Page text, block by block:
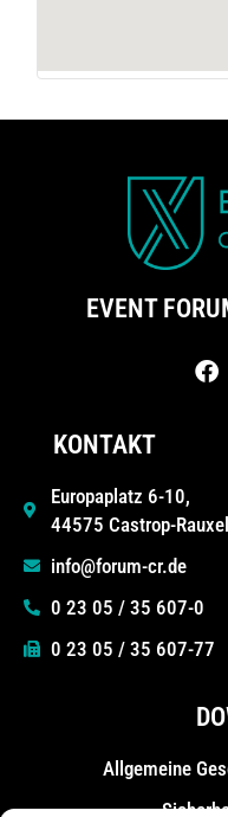
EVENT
KONTAKT
Europaplatz 6-10,
44575 Castrop-Rauxel
info@forum-cr.de
0 23 05 / 35 607-0
0 23 05 / 35 607-77
Allgemeine